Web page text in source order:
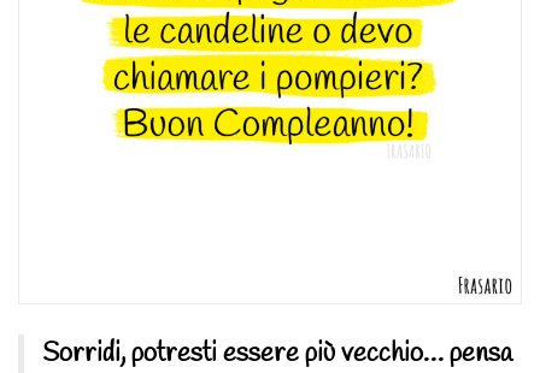
Sorridi, potresti essere più vecchio… pensa